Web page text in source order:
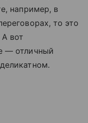
например, в
то это
вот
— отличный